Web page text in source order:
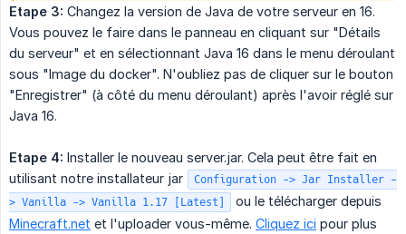
Etape 3: Changez la version de Java de votre serveur en 16.
Vous pouvez le faire dans le panneau en cliquant sur "Détails
du serveur" et en sélectionnant Java 16 dans le menu déroulant
sous "Image du docker". N'oubliez pas de cliquer sur le bouton
"Enregistrer" (à côté du menu déroulant) après l'avoir réglé sur
Java 16.
Etape 4: Installer le nouveau server.jar. Cela peut être fait en
utilisant notre installateur jar
Configuration -> Jar Installer -
> Vanilla -> Vanilla 1.17 [Latest]
ou le télécharger depuis
Minecraft.net et l'uploader vous-même. Cliquez ici pour plus